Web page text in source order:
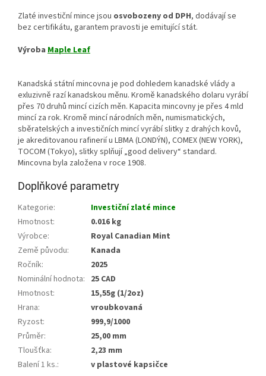
Zlaté investiční mince jsou osvobozeny od DPH, dodávají se
bez certifikátu, garantem pravosti je emitující stát.
Výroba Maple Leaf
Kanadská státní mincovna je pod dohledem kanadské vlády a
exluzivně razí kanadskou měnu. Kromě kanadského dolaru vyrábí
přes 70 druhů mincí cizích měn. Kapacita mincovny je přes 4 mld
mincí za rok. Kromě mincí národních měn, numismatických,
sběratelských a investičních mincí vyrábí slitky z drahých kovů,
je akreditovanou rafinerií u LBMA (LONDÝN), COMEX (NEW YORK),
TOCOM (Tokyo), slitky splňují „good delivery“ standard.
Mincovna byla založena v roce 1908.
Doplňkové parametry
Kategorie:
Investiční zlaté mince
Hmotnost:
0.016 kg
Výrobce:
Royal Canadian Mint
Země původu:
Kanada
Ročník:
2025
Nominální hodnota: 25 CAD
Hmotnost:
15,55g (1/2oz)
Hrana:
vroubkovaná
Ryzost:
999,9/1000
Průměr:
25,00 mm
Tloušťka:
2,23 mm
Balení 1 ks.: v plastové kapsičce